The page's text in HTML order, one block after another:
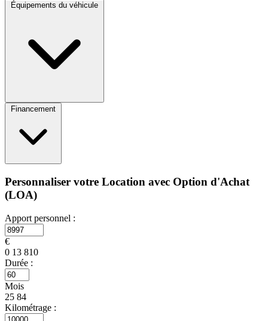
Équipements du véhicule
Financement
Personnaliser votre Location avec Option d'Achat
(LOA)
Apport personnel :
€
0 13 810
Durée :
Mois
25 84
Kilométrage :